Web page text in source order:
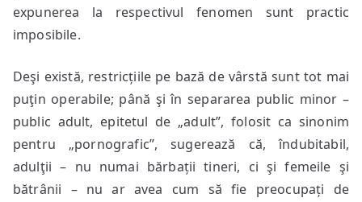
expunerea la respectivul fenomen sunt practic
imposibile.
Deşi există, restricțiile pe bază de vârstă sunt tot mai
puţin operabile; până şi în separarea public minor –
public adult, epitetul de „adult”, folosit ca sinonim
pentru „pornografic”, sugerează că, îndubitabil,
adulţii – nu numai bărbații tineri, ci şi femeile şi
bătrânii – nu ar avea cum să fie preocupați de